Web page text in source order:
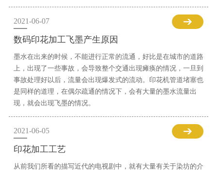
2021-06-07
数码印花加工飞墨产生原因
墨水在出来的时候，不能进行正常的流通，好比是在城市的道路
上，出现了一些事故，会导致整个交通出现瘫痪的情况，一旦到
事故处理好以后，流量会出现爆发式的流动。印花机管道堵塞也
是同样的道理，在偶尔疏通的情况下，会有大量的墨水流量出
现，就会出现飞墨的情况。
2021-06-05
印花加工工艺
从前我们所看的描写近代的电视剧中，就有大量有关于染坊的介